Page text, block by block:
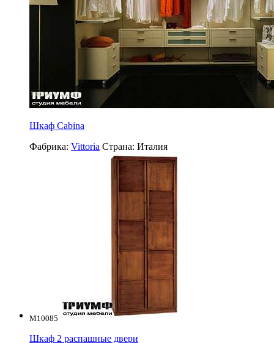
Шкаф Cabina
Фабрика: Vittoria Страна: Италия
M10085
Шкаф 2 распашные двери